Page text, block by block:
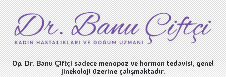
Op. Dr. Banu Çiftçi sadece menopoz ve hormon tedavisi, genel
jinekoloji üzerine çalışmaktadır.